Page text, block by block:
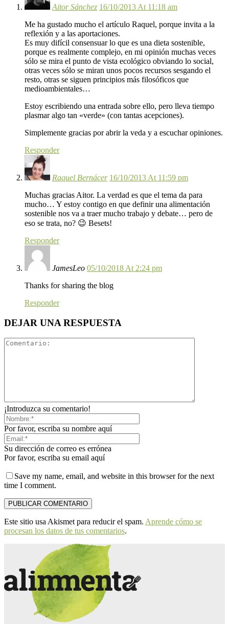
Aitor Sánchez 16/10/2013 At 11:18 am
Me ha gustado mucho el artículo Raquel, porque invita a la
reflexión y a las aportaciones.
Es muy difícil consensuar lo que es una dieta sostenible,
porque es realmente complejo, en mi opinión muchas veces
sólo se mira el punto de vista ecológico obviando lo social,
otras veces sólo se miran unos pocos recursos sesgando el
resto, otras se siguen principios más filosóficos que
medioambientales…
Estoy escribiendo una entrada sobre ello, pero lleva tiempo
plasmar algo tan «verde» (con tantas acepciones).
Simplemente gracias por abrir la veda y a escuchar opiniones.
Responder
Raquel Bernácer 16/10/2013 At 11:59 pm
Muchas gracias Aitor. La verdad es que el tema da para
mucho… Y estoy contigo en que definir una alimentación
sostenible nos va a traer mucho trabajo y debate… pero de
eso se trata, no? 😉 Besets!
Responder
JamesLeo 05/10/2018 At 2:24 pm
Thanks for sharing the blog
Responder
DEJAR UNA RESPUESTA
¡Introduzca su comentario!
Por favor, escriba su nombre aquí
Su dirección de correo es errónea
Por favor, escriba su email aquí
Save my name, email, and website in this browser for the next
time I comment.
Este sitio usa Akismet para reducir el spam. Aprende cómo se
procesan los datos de tus comentarios.